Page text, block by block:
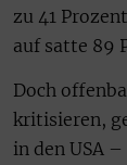
zu 41
auf satte 89
Doch
kritisieren,
in den USA